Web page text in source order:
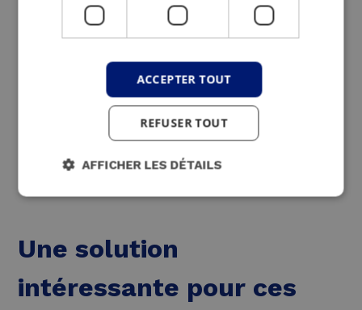
cogénération, groupes d’air, stockage de la
chaleur, etc.
Nous obtenons ainsi une efficacité
énergétique maximale et des émissions de
CO2 minimales.
Une solution
intéressante pour ces
ACCEPTER TOUT
REFUSER TOUT
AFFICHER LES DÉTAILS